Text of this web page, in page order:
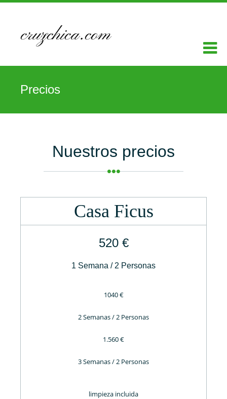
Precios
Nuestros precios
Casa Ficus
520 €
1 Semana / 2 Personas
1040 €
2 Semanas / 2 Personas
1.560 €
3 Semanas / 2 Personas
limpieza incluida